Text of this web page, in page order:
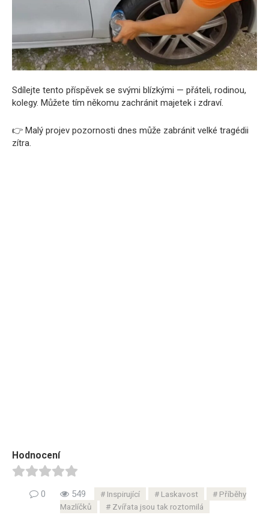
Sdílejte tento příspěvek se svými blízkými — přáteli, rodinou,
kolegy. Můžete tím někomu zachránit majetek i zdraví.
👉 Malý projev pozornosti dnes může zabránit velké tragédii
zítra.
Hodnocení
0 549 Inspirující Laskavost
Příběhy
Mazlíčků
Zvířata jsou tak roztomilá